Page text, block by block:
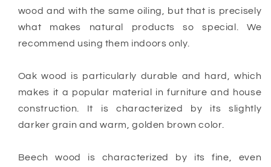
wood and with the same oiling, but that is precisely
what makes natural products
so special. We
recommend using them indoors only.
Oak wood is particularly durable and hard, which
makes it a popular material in furniture and house
construction. It is characterized by its slightly
darker grain and warm, golden brown color.
Beech wood is characterized by its fine, even